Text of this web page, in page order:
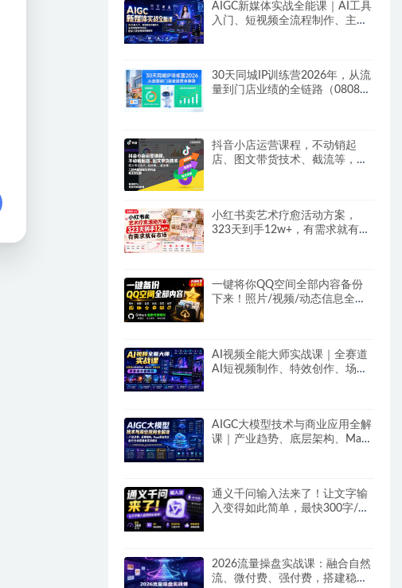
AIGC新媒体实战全能课｜AI工具
入门、短视频全流程制作、主流
30天同城IP训练营2026年，从流
量到门店业绩的全链路（0808更
抖音小店运营课程，不动销起
店、图文带货技术、截流等，三
小红书卖艺术疗愈活动方案，
323天到手12w+，有需求就有市
一键将你QQ空间全部内容备份
下来！照片/视频/动态信息全存
AI视频全能大师实战课｜全赛道
AI短视频制作、特效创作、场景
AIGC大模型技术与商业应用全解
课｜产业趋势、底层架构、MaaS
通义千问输入法来了！让文字输
入变得如此简单，最快300字/
2026流量操盘实战课：融合自然
流、微付费、强付费，搭建稳定